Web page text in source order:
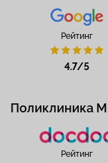
Рейтинг
4.7/5
Поликлиника
Рейтинг